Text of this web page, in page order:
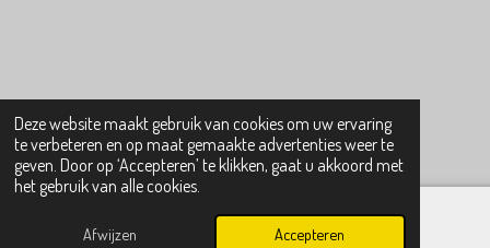
Deze website maakt gebruik van cookies om uw ervaring
te verbeteren en op maat gemaakte advertenties weer te
geven. Door op ‘Accepteren’ te klikken, gaat u akkoord met
het gebruik van alle cookies.
Afwijzen Accepteren
Instagram